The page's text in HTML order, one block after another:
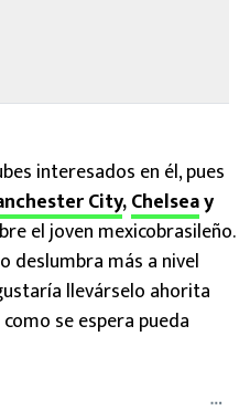
interesados en él, pues
City,Chelseay
el joven mexicobrasileño.
deslumbra más a nivel
llevárselo ahorita
se espera pueda